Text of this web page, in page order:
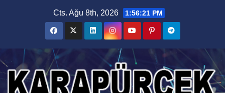
Cts. Ağu 8th, 2026 1:56:22 PM